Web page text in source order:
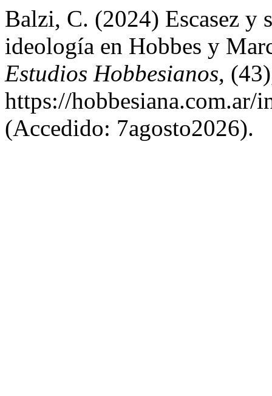
Balzi, C. (2024) Escasez y
ideología en Hobbes y
Estudios Hobbesianos,
https://hobbesiana.com.ar/
(Accedido: 7agosto2026).